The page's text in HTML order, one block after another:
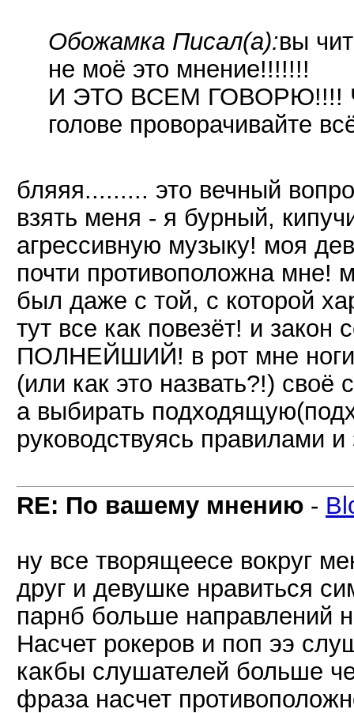
Обожамка Писал(а):вы
не моё это мнение!!!!!!!
И ЭТО ВСЕМ ГОВОРЮ!!!!
голове проворачивайте
бляяя......... это вечный
взять меня - я бурный,
агрессивную музыку! моя
почти противоположна мне!
был даже с той, с которой
тут все как повезёт! и
ПОЛНЕЙШИЙ! в рот мне ноги!
(или как это назвать?!) своё
а выбирать
руководствуясь правилами
RE: По вашему мнению -
ну все творящеесе вокруг
друг и девушке нравиться
парнб больше направлений
Насчет рокеров и поп ээ
какбы слушателей больше
фраза насчет